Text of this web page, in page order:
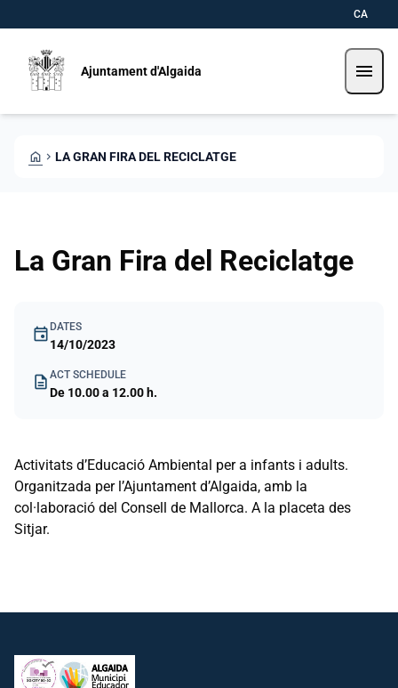
CA
Ajuntament d'Algaida menu
HOME CHEVRON_RIGHT LA GRAN FIRA DEL RECICLATGE
La Gran Fira del Reciclatge
event DATES
14/10/2023
description ACT SCHEDULE
De 10.00 a 12.00 h.
Activitats d’Educació Ambiental per a infants i adults.
Organitzada per l’Ajuntament d’Algaida, amb la
col·laboració del Consell de Mallorca. A la placeta des
Sitjar.